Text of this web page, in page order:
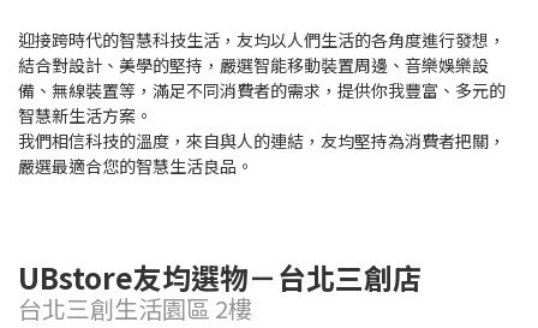
迎接跨時代的智慧科技生活，友均以人們生活的各角度進行發想，
結合對設計、美學的堅持，嚴選智能移動裝置周邊、音樂娛樂設
備、無線裝置等，滿足不同消費者的需求，提供你我豐富、多元的
智慧新生活方案。
我們相信科技的溫度，來自與人的連結，友均堅持為消費者把關，
嚴選最適合您的智慧生活良品。
UBstore友均選物－台北三創店
台北三創生活園區 2樓